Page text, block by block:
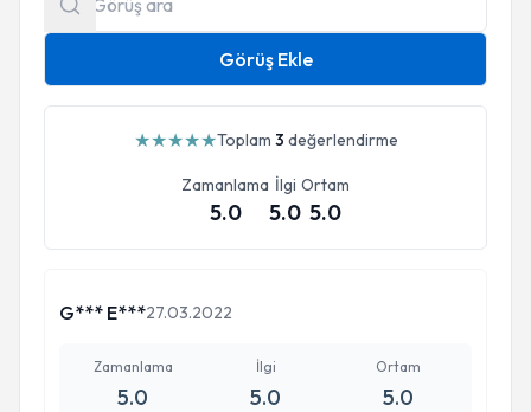
Görüş Ekle
★★★★★Toplam 3 değerlendirme
Zamanlama
5.0
İlgi
5.0
Ortam
5.0
G*** E***27.03.2022
Zamanlama
5.0
İlgi
5.0
Ortam
5.0